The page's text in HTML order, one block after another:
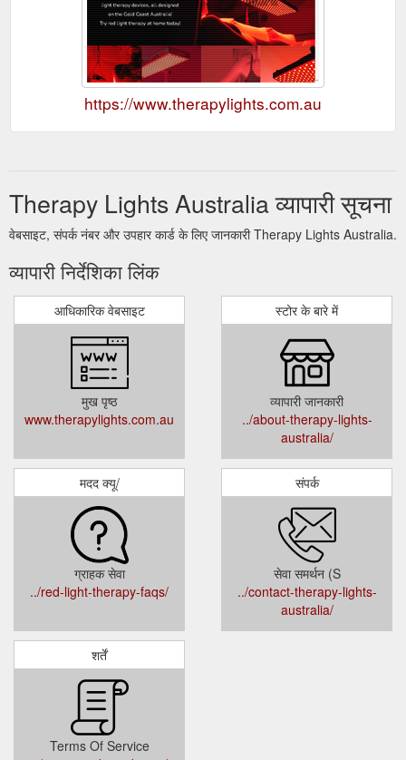
https://www.therapylights.com.au
Therapy Lights Australia व्यापारी सूचना
वेबसाइट, संपर्क नंबर और उपहार कार्ड के लिए जानकारी Therapy Lights Australia.
व्यापारी निर्देशिका लिंक
आधिकारिक वेबसाइट
मुख पृष्ठ
www.therapylights.com.au
स्टोर के बारे में
व्यापारी जानकारी
../about-therapy-lights-
australia/
मदद क्यू/
ग्राहक सेवा
../red-light-therapy-faqs/
संपर्क
सेवा समर्थन (S
../contact-therapy-lights-
australia/
शर्तें
Terms Of Service